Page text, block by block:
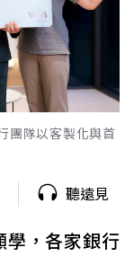
團隊以客製化與首
聽遠見
學，各家銀行